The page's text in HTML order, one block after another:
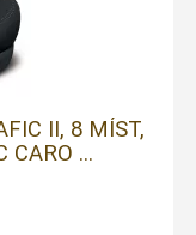
II, 8 MÍST,
CARO ...